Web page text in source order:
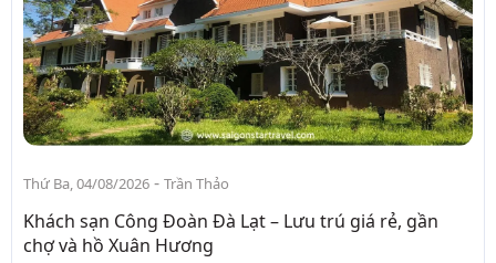
Thứ Ba, 04/08/2026 - Trần Thảo
Khách sạn Công Đoàn Đà Lạt – Lưu trú giá rẻ, gần
chợ và hồ Xuân Hương